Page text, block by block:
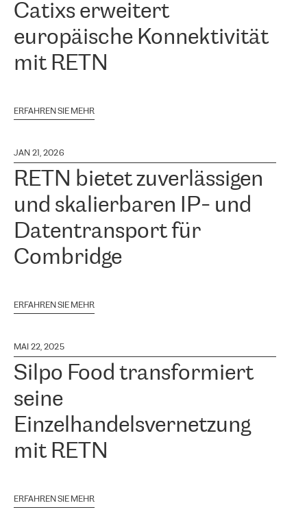
Catixs erweitert
europäische Konnektivität
mit RETN
ERFAHREN SIE MEHR
JAN 21, 2026
RETN bietet zuverlässigen
und skalierbaren IP- und
Datentransport für
Combridge
ERFAHREN SIE MEHR
MAI 22, 2025
Silpo Food transformiert
seine
Einzelhandelsvernetzung
mit RETN
ERFAHREN SIE MEHR